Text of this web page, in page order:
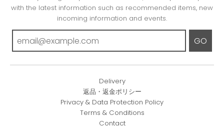
with the latest information such as recommended items, new
incoming information and events.
GO
Delivery
返品・返金ポリシー
Privacy & Data Protection Policy
Terms & Conditions
Contact